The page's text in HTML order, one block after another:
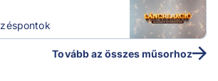
Tovább az összes műsorhoz